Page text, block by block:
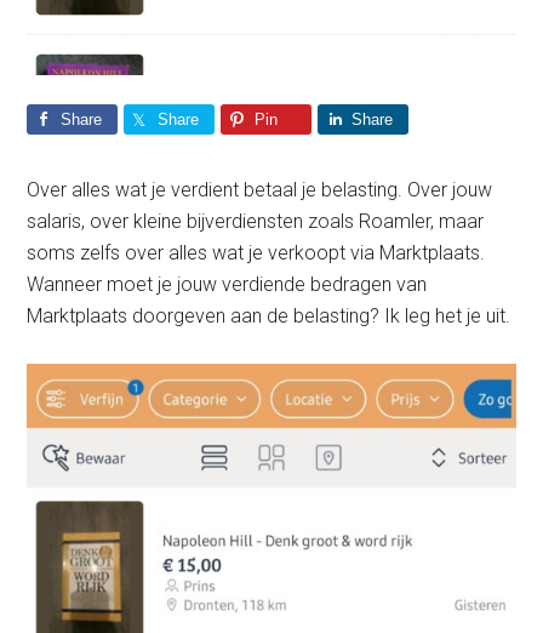
Share Share Pin Share
Over alles wat je verdient betaal je belasting. Over jouw
salaris, over kleine bijverdiensten zoals Roamler, maar
soms zelfs over alles wat je verkoopt via Marktplaats.
Wanneer moet je jouw verdiende bedragen van
Marktplaats doorgeven aan de belasting? Ik leg het je uit.